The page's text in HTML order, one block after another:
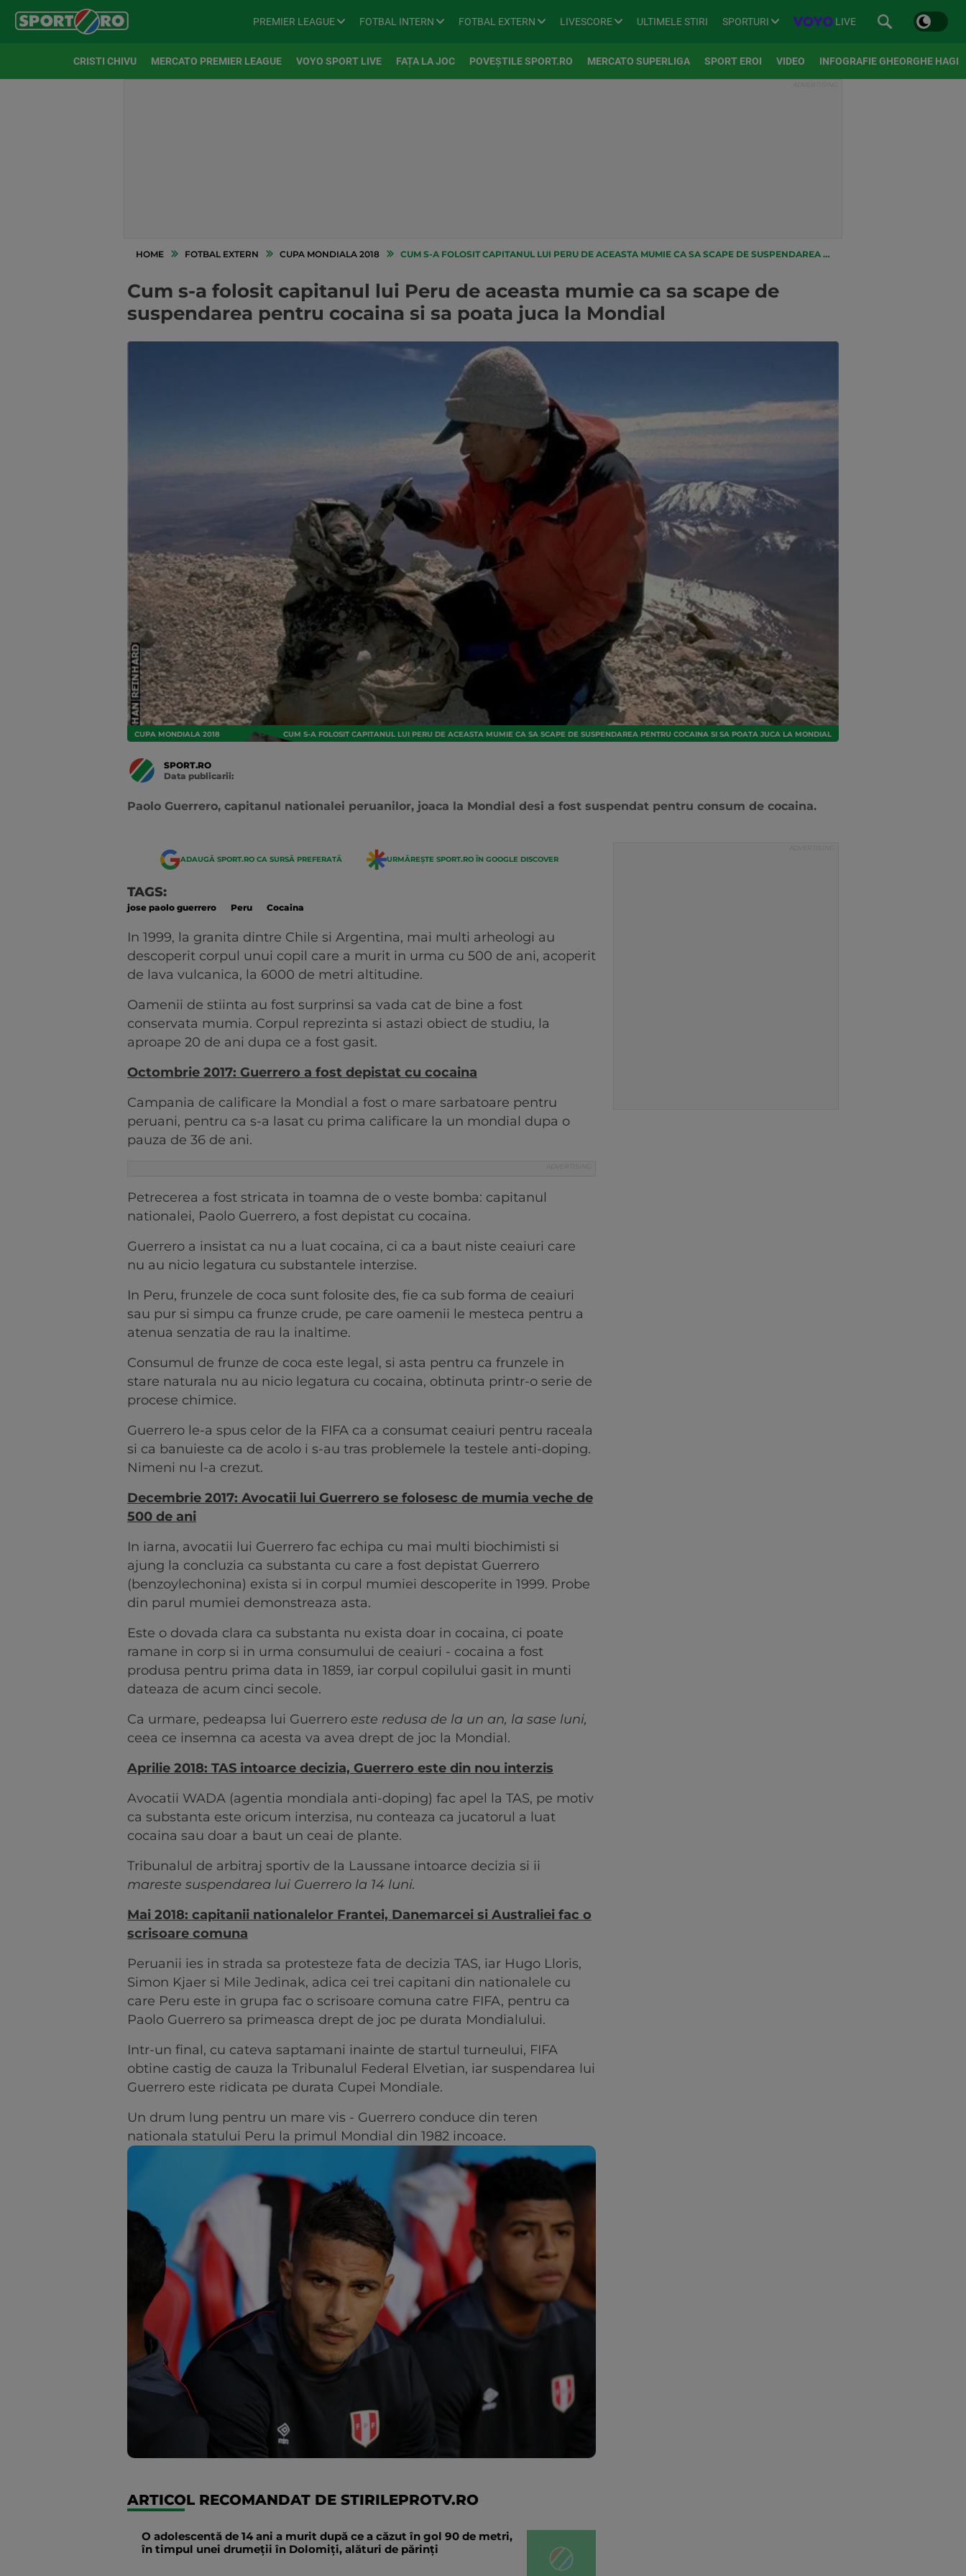
PREMIER LEAGUE FOTBAL INTERN FOTBAL EXTERN LIVESCORE ULTIMELE STIRI SPORTURI LIVE
CRISTI CHIVU MERCATO PREMIER LEAGUE VOYO SPORT LIVE FAȚA LA JOC POVEȘTILE SPORT.RO MERCATO SUPERLIGA SPORT EROI VIDEO INFOGRAFIE GHEORGHE HAGI
HOME FOTBAL EXTERN CUPA MONDIALA 2018 CUM S-A FOLOSIT CAPITANUL LUI PERU DE ACEASTA MUMIE CA SA SCAPE DE SUSPENDAREA PENTRU COCAINA SI SA POATA JUCA LA MONDIAL
Cum s-a folosit capitanul lui Peru de aceasta mumie ca sa scape de
suspendarea pentru cocaina si sa poata juca la Mondial
CUPA MONDIALA 2018 CUM S-A FOLOSIT CAPITANUL LUI PERU DE ACEASTA MUMIE CA SA SCAPE DE SUSPENDAREA PENTRU COCAINA SI SA POATA JUCA LA MONDIAL
SPORT.RO
Data publicarii:
Paolo Guerrero, capitanul nationalei peruanilor, joaca la Mondial desi a fost suspendat pentru consum de cocaina.
ADAUGĂ SPORT.RO CA SURSĂ PREFERATĂ URMĂREȘTE SPORT.RO ÎN GOOGLE DISCOVER
TAGS:
jose paolo guerrero Peru Cocaina
In 1999, la granita dintre Chile si Argentina, mai multi arheologi au
descoperit corpul unui copil care a murit in urma cu 500 de ani, acoperit
de lava vulcanica, la 6000 de metri altitudine.
Oamenii de stiinta au fost surprinsi sa vada cat de bine a fost
conservata mumia. Corpul reprezinta si astazi obiect de studiu, la
aproape 20 de ani dupa ce a fost gasit.
Octombrie 2017: Guerrero a fost depistat cu cocaina
Campania de calificare la Mondial a fost o mare sarbatoare pentru
peruani, pentru ca s-a lasat cu prima calificare la un mondial dupa o
pauza de 36 de ani.
Petrecerea a fost stricata in toamna de o veste bomba: capitanul
nationalei, Paolo Guerrero, a fost depistat cu cocaina.
Guerrero a insistat ca nu a luat cocaina, ci ca a baut niste ceaiuri care
nu au nicio legatura cu substantele interzise.
In Peru, frunzele de coca sunt folosite des, fie ca sub forma de ceaiuri
sau pur si simpu ca frunze crude, pe care oamenii le mesteca pentru a
atenua senzatia de rau la inaltime.
Consumul de frunze de coca este legal, si asta pentru ca frunzele in
stare naturala nu au nicio legatura cu cocaina, obtinuta printr-o serie de
procese chimice.
Guerrero le-a spus celor de la FIFA ca a consumat ceaiuri pentru raceala
si ca banuieste ca de acolo i s-au tras problemele la testele anti-doping.
Nimeni nu l-a crezut.
Decembrie 2017: Avocatii lui Guerrero se folosesc de mumia veche de
500 de ani
In iarna, avocatii lui Guerrero fac echipa cu mai multi biochimisti si
ajung la concluzia ca substanta cu care a fost depistat Guerrero
(benzoylechonina) exista si in corpul mumiei descoperite in 1999. Probe
din parul mumiei demonstreaza asta.
Este o dovada clara ca substanta nu exista doar in cocaina, ci poate
ramane in corp si in urma consumului de ceaiuri - cocaina a fost
produsa pentru prima data in 1859, iar corpul copilului gasit in munti
dateaza de acum cinci secole.
Ca urmare, pedeapsa lui Guerrero este redusa de la un an, la sase luni,
ceea ce insemna ca acesta va avea drept de joc la Mondial.
Aprilie 2018: TAS intoarce decizia, Guerrero este din nou interzis
Avocatii WADA (agentia mondiala anti-doping) fac apel la TAS, pe motiv
ca substanta este oricum interzisa, nu conteaza ca jucatorul a luat
cocaina sau doar a baut un ceai de plante.
Tribunalul de arbitraj sportiv de la Laussane intoarce decizia si ii
mareste suspendarea lui Guerrero la 14 luni.
Mai 2018: capitanii nationalelor Frantei, Danemarcei si Australiei fac o
scrisoare comuna
Peruanii ies in strada sa protesteze fata de decizia TAS, iar Hugo Lloris,
Simon Kjaer si Mile Jedinak, adica cei trei capitani din nationalele cu
care Peru este in grupa fac o scrisoare comuna catre FIFA, pentru ca
Paolo Guerrero sa primeasca drept de joc pe durata Mondialului.
Intr-un final, cu cateva saptamani inainte de startul turneului, FIFA
obtine castig de cauza la Tribunalul Federal Elvetian, iar suspendarea lui
Guerrero este ridicata pe durata Cupei Mondiale.
Un drum lung pentru un mare vis - Guerrero conduce din teren
nationala statului Peru la primul Mondial din 1982 incoace.
ARTICOL RECOMANDAT DE STIRILEPROTV.RO
O adolescentă de 14 ani a murit după ce a căzut în gol 90 de metri,
în timpul unei drumeții în Dolomiți, alături de părinți